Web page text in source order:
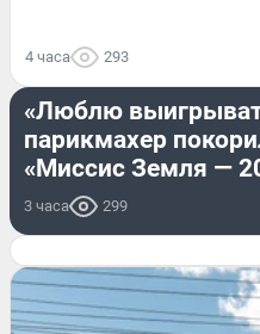
4 часа 293
РАЗВЛЕЧЕНИЯ
«Люблю
парикмахер
«Миссис Земля —
3 часа 299